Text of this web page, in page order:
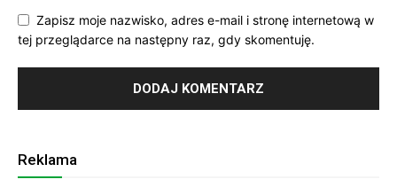
Zapisz moje nazwisko, adres e-mail i stronę internetową w
tej przeglądarce na następny raz, gdy skomentuję.
Reklama